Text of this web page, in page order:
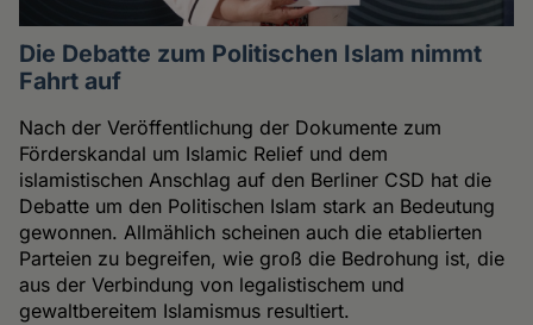
Die Debatte zum Politischen Islam nimmt
Fahrt auf
Nach der Veröffentlichung der Dokumente zum
Förderskandal um Islamic Relief und dem
islamistischen Anschlag auf den Berliner CSD hat die
Debatte um den Politischen Islam stark an Bedeutung
gewonnen. Allmählich scheinen auch die etablierten
Parteien zu begreifen, wie groß die Bedrohung ist, die
aus der Verbindung von legalistischem und
gewaltbereitem Islamismus resultiert.